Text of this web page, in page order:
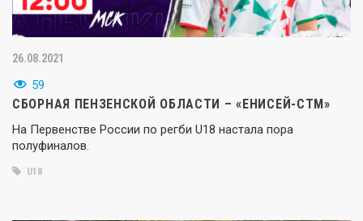
26.08.2021
59
СБОРНАЯ ПЕНЗЕНСКОЙ ОБЛАСТИ – «ЕНИСЕЙ-СТМ»
На Первенстве России по регби U18 настала пора
полуфиналов.
U18